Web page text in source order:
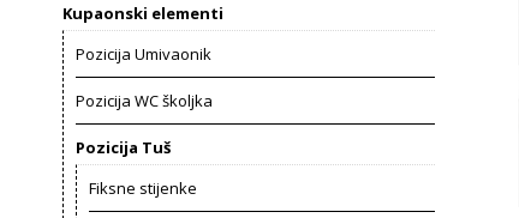
Kupaonski elementi
Pozicija Umivaonik
Pozicija WC školjka
Pozicija Tuš
Fiksne stijenke